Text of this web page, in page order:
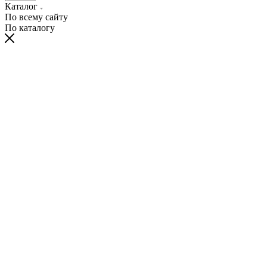
Каталог
По всему сайту
По каталогу